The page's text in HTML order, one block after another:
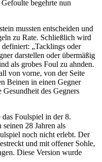
begehrte nun
mussten entscheiden und
zu Rate. Schließlich wird
„Tacklings oder
darstellen oder übermäßig
als grobes Foul zu ahnden.
von vorne, von der Seite
Beinen in einen Gegner
des Gegners
Foulspiel in der 8.
28 Jahren als
noch nicht erlebt. Der
und mit offener Sohle,
Diese Version wurde